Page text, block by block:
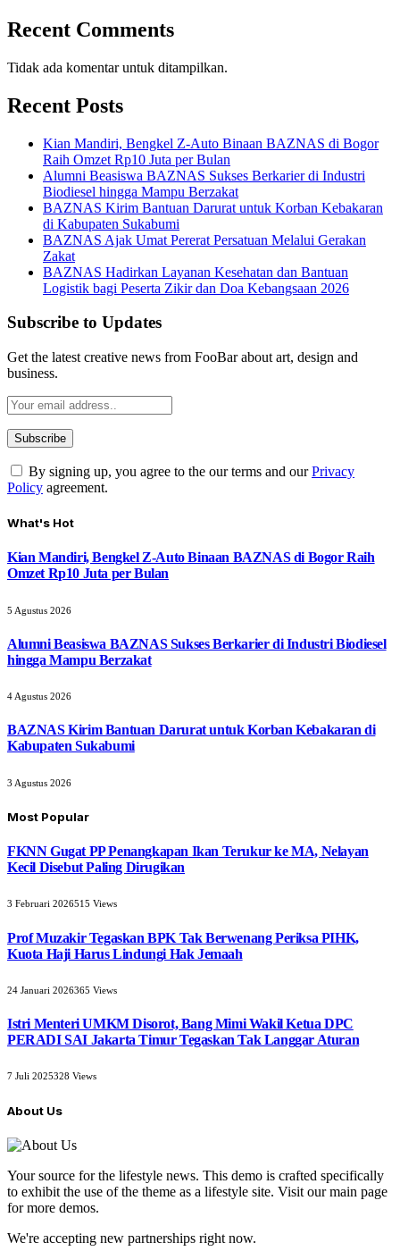
Recent Comments
Tidak ada komentar untuk ditampilkan.
Recent Posts
Kian Mandiri, Bengkel Z-Auto Binaan BAZNAS di Bogor
Raih Omzet Rp10 Juta per Bulan
Alumni Beasiswa BAZNAS Sukses Berkarier di Industri
Biodiesel hingga Mampu Berzakat
BAZNAS Kirim Bantuan Darurat untuk Korban Kebakaran
di Kabupaten Sukabumi
BAZNAS Ajak Umat Pererat Persatuan Melalui Gerakan
Zakat
BAZNAS Hadirkan Layanan Kesehatan dan Bantuan
Logistik bagi Peserta Zikir dan Doa Kebangsaan 2026
Subscribe to Updates
Get the latest creative news from FooBar about art, design and
business.
By signing up, you agree to the our terms and ourPrivacy
Policy agreement.
What's Hot
Kian Mandiri, Bengkel Z-Auto Binaan BAZNAS di Bogor Raih
Omzet Rp10 Juta per Bulan
5 Agustus 2026
Alumni Beasiswa BAZNAS Sukses Berkarier di Industri Biodiesel
hingga Mampu Berzakat
4 Agustus 2026
BAZNAS Kirim Bantuan Darurat untuk Korban Kebakaran di
Kabupaten Sukabumi
3 Agustus 2026
Most Popular
FKNN Gugat PP Penangkapan Ikan Terukur ke MA, Nelayan
Kecil Disebut Paling Dirugikan
3 Februari 2026515 Views
Prof Muzakir Tegaskan BPK Tak Berwenang Periksa PIHK,
Kuota Haji Harus Lindungi Hak Jemaah
24 Januari 2026365 Views
Istri Menteri UMKM Disorot, Bang Mimi Wakil Ketua DPC
PERADI SAI Jakarta Timur Tegaskan Tak Langgar Aturan
7 Juli 2025328 Views
About Us
Your source for the lifestyle news. This demo is crafted specifically
to exhibit the use of the theme as a lifestyle site. Visit our main page
for more demos.
We're accepting new partnerships right now.